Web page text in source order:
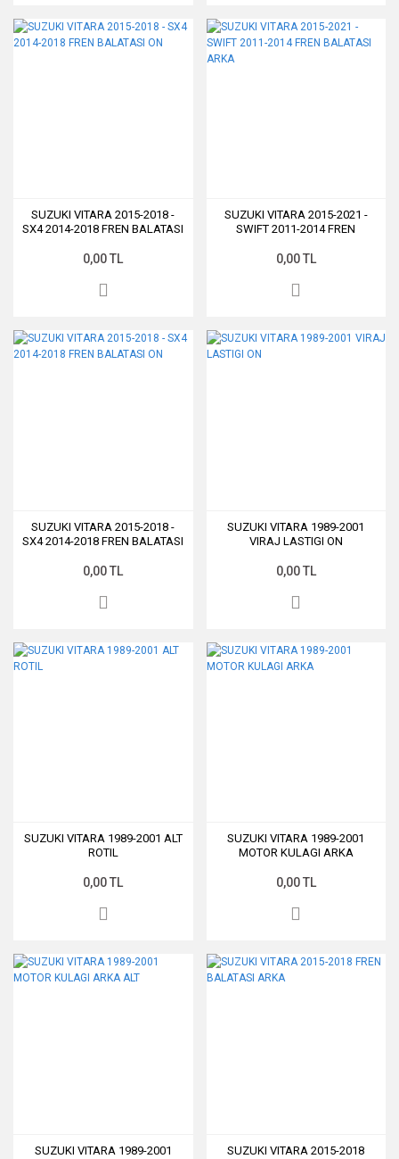
SUZUKI VITARA 2015-2018 -
SX4 2014-2018 FREN BALATASI
0,00 TL
SUZUKI VITARA 2015-2021 -
SWIFT 2011-2014 FREN
0,00 TL
SUZUKI VITARA 2015-2018 -
SX4 2014-2018 FREN BALATASI
0,00 TL
SUZUKI VITARA 1989-2001
VIRAJ LASTIGI ON
0,00 TL
SUZUKI VITARA 1989-2001 ALT
ROTIL
0,00 TL
SUZUKI VITARA 1989-2001
MOTOR KULAGI ARKA
0,00 TL
SUZUKI VITARA 1989-2001
SUZUKI VITARA 2015-2018